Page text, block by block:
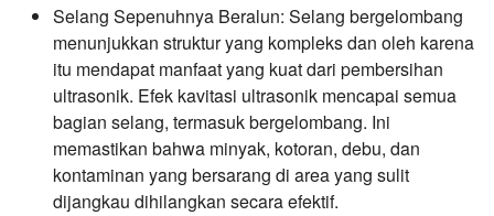
Selang Sepenuhnya Beralun: Selang bergelombang
menunjukkan struktur yang kompleks dan oleh karena
itu mendapat manfaat yang kuat dari pembersihan
ultrasonik. Efek kavitasi ultrasonik mencapai semua
bagian selang, termasuk bergelombang. Ini
memastikan bahwa minyak, kotoran, debu, dan
kontaminan yang bersarang di area yang sulit
dijangkau dihilangkan secara efektif.